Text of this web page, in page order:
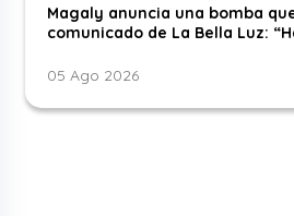
Magaly anuncia una bomba
comunicado de La Bella Luz:
05 Ago 2026